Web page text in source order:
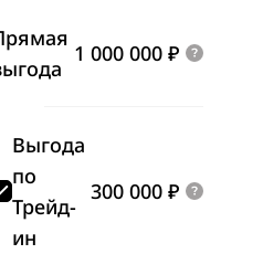
1 000 000 ₽
300 000 ₽
Выгода
по
Трейд-
ин